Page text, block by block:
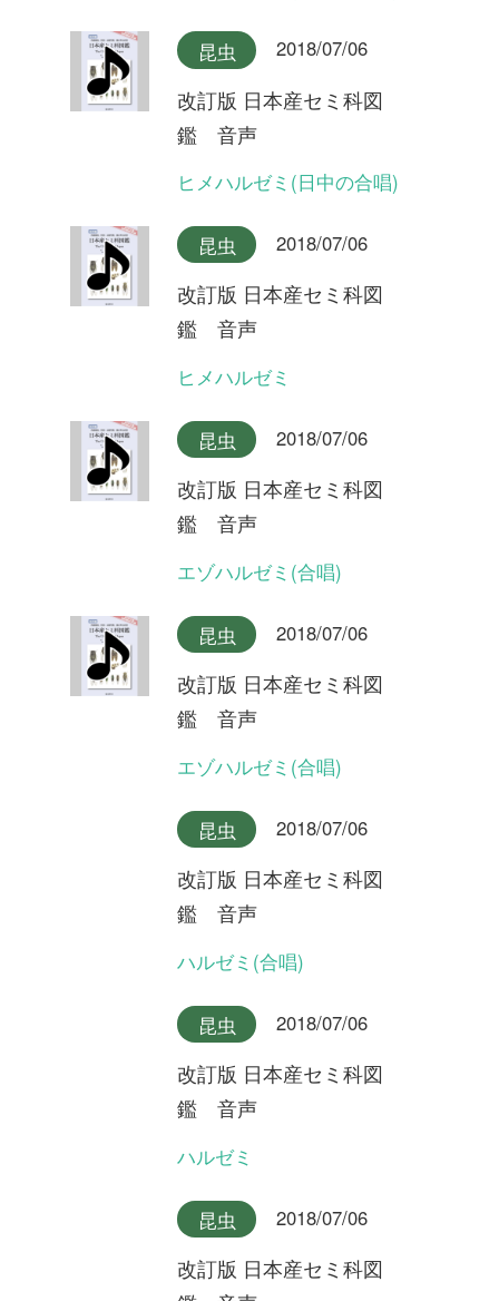
本島産
昆虫 2018/07/06
改訂版 日本産セミ科図
昆虫 2018/07/06
改訂版 日本産セミ科図
鑑 音声
クマゼミ(合唱)
昆虫 2018/07/06
改訂版 日本産セミ科図
鑑 音声
クマゼミ
昆虫 2018/07/06
改訂版 日本産セミ科図
鑑 音声
スジアカクマゼミ
改訂版 日本産セミ科図
鑑 音声
昆虫 2018/07/06
改訂版 日本産セミ科図
鑑 音声
キュウシュウエゾゼミ九州産
昆虫 2018/07/06
改訂版 日本産セミ科図
昆虫 2018/07/06
改訂版 日本産セミ科図